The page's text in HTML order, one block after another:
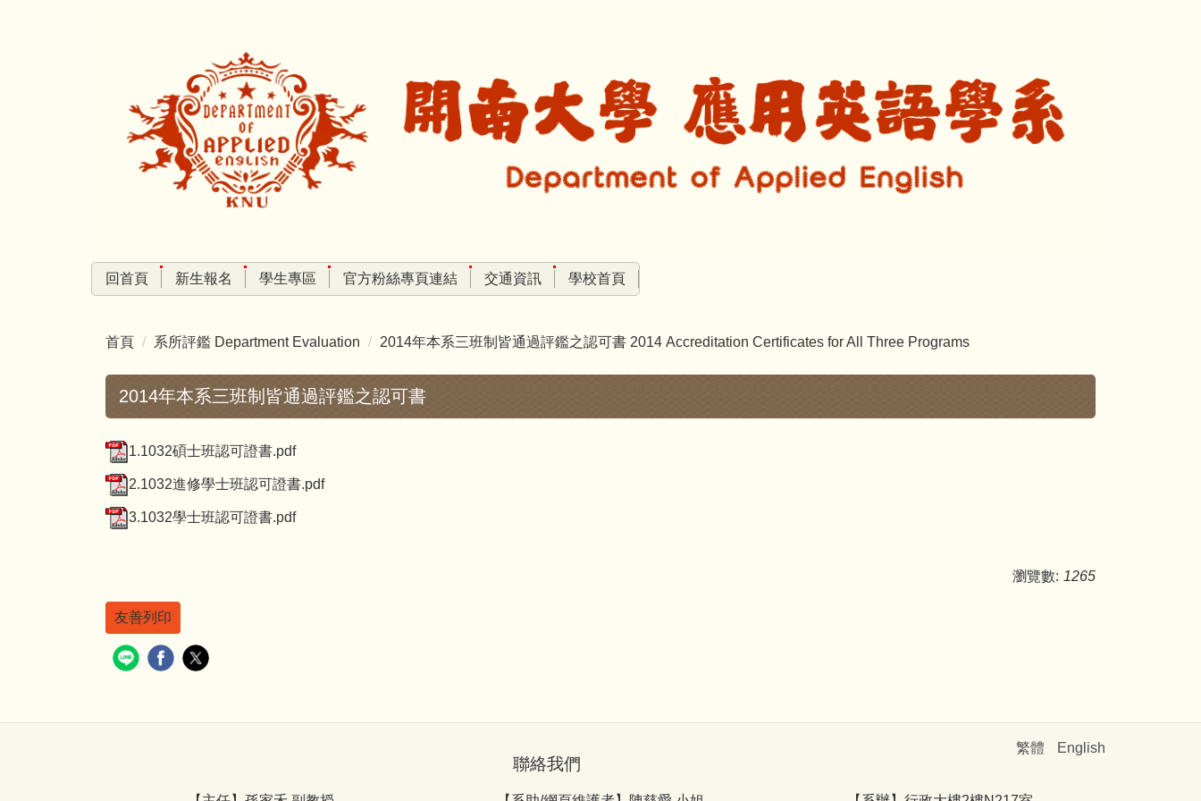
回首頁 新生報名 學生專區 官方粉絲專頁連結 交通資訊 學校首頁
首頁 系所評鑑 Department Evaluation 2014年本系三班制皆通過評鑑之認可書 2014 Accreditation Certificates for All Three Programs
2014年本系三班制皆通過評鑑之認可書
1.1032碩士班認可證書.pdf
2.1032進修學士班認可證書.pdf
3.1032學士班認可證書.pdf
瀏覽數: 1265
友善列印
繁體 English
聯絡我們